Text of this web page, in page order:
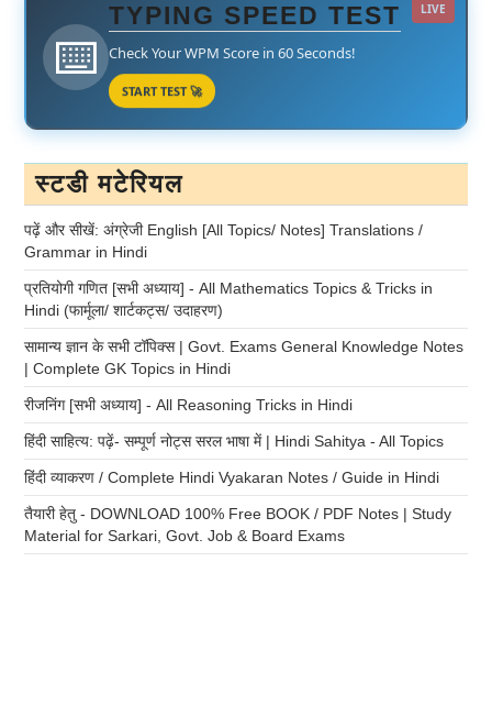
⌨️
TYPING SPEED TEST
Check Your WPM Score in 60 Seconds!
START TEST 🚀
LIVE
स्टडी मटेरियल
पढ़ें और सीखें: अंग्रेजी English [All Topics/ Notes] Translations /
Grammar in Hindi
प्रतियोगी गणित [सभी अध्याय] - All Mathematics Topics & Tricks in
Hindi (फार्मूला/ शार्टकट्स/ उदाहरण)
सामान्य ज्ञान के सभी टॉपिक्स | Govt. Exams General Knowledge Notes
| Complete GK Topics in Hindi
रीजनिंग [सभी अध्याय] - All Reasoning Tricks in Hindi
हिंदी साहित्य: पढ़ें- सम्पूर्ण नोट्स सरल भाषा में | Hindi Sahitya - All Topics
हिंदी व्याकरण / Complete Hindi Vyakaran Notes / Guide in Hindi
तैयारी हेतु - DOWNLOAD 100% Free BOOK / PDF Notes | Study
Material for Sarkari, Govt. Job & Board Exams